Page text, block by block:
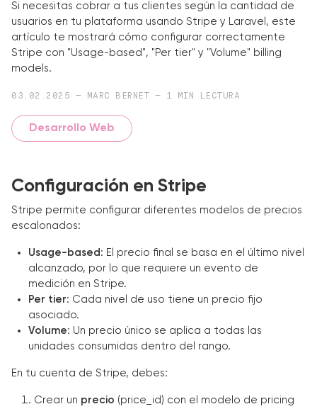
Si necesitas cobrar a tus clientes según la cantidad de
usuarios en tu plataforma usando Stripe y Laravel, este
artículo te mostrará cómo configurar correctamente
Stripe con "Usage-based", "Per tier" y "Volume" billing
models.
03.02.2025 — MARC BERNET — 1 MIN LECTURA
Desarrollo Web
Configuración en Stripe
Stripe permite configurar diferentes modelos de precios
escalonados:
Usage-based : El precio final se basa en el último nivel
alcanzado, por lo que requiere un evento de
medición en Stripe.
Per tier: Cada nivel de uso tiene un precio fijo
asociado.
Volume: Un precio único se aplica a todas las
unidades consumidas dentro del rango.
En tu cuenta de Stripe, debes:
Crear un precio (price_id) con el modelo de pricing